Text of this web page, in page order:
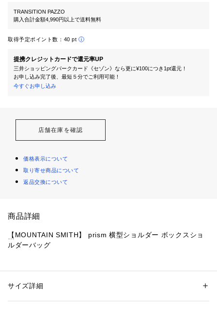
TRANSITION PAZZO
購入合計金額4,990円以上で送料無料
取得予定ポイント数： 40 pt
提携クレジットカードで還元率UP
三井ショッピングパークカード《セゾン》なら更に¥100につき1pt還元！
お申し込み完了後、最短５分でご利用可能！
今すぐお申し込み
店舗在庫を確認
価格表示について
取り寄せ商品について
返品交換について
商品詳細
【MOUNTAIN SMITH】 prism 横型ショルダー ボックスショ
ルダーバッグ
■特徴
性別：レディース
素材：ポリエステル100%
サイズ詳細